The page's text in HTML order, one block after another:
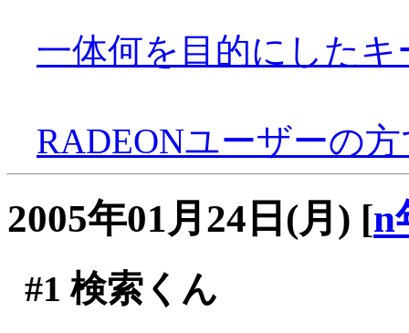
一体何を目的にした
RADEONユーザーの
2005年01月24日(月) [n
#1 検索くん